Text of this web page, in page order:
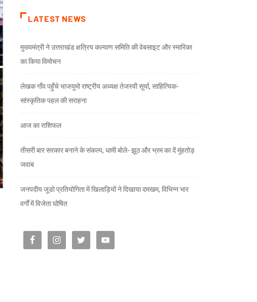
LATEST NEWS
मुख्यमंत्री ने उत्तराखंड क्षत्रिय कल्याण समिति की वेबसाइट और स्मारिका
का किया विमोचन
लेखक गाँव पहुँचे भाजयुमो राष्ट्रीय अध्यक्ष तेजस्वी सूर्या, साहित्यिक-
सांस्कृतिक पहल की सराहना
आज का राशिफल
तीसरी बार सरकार बनाने के संकल्प, धामी बोले- झूठ और भ्रम का दें मुंहतोड़
जवाब
जनपदीय जूडो प्रतियोगिता में खिलाड़ियों ने दिखाया दमखम, विभिन्न भार
वर्गों में विजेता घोषित